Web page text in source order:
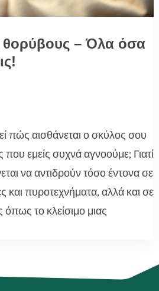
θορύβους – Όλα όσα
πώς αισθάνεται ο σκύλος σου
εμείς συχνά αγνοούμε; Γιατί
να αντιδρούν τόσο έντονα σε
και πυροτεχνήματα, αλλά και σε
το κλείσιμο μιας